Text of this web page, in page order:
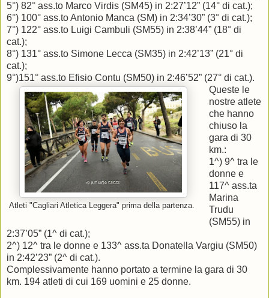
5°) 82° ass.to Marco Virdis (SM45) in 2:27’12” (14° di cat.);
6°) 100° ass.to Antonio Manca (SM) in 2:34’30” (3° di cat.);
7°) 122° ass.to Luigi Cambuli (SM55) in 2:38’44” (18° di
cat.);
8°) 131° ass.to Simone Lecca (SM35) in 2:42’13” (21° di
cat.);
9°)151° ass.to Efisio Contu (SM50) in 2:46’52” (27° di cat.).
Atleti "Cagliari Atletica Leggera" prima della partenza.
Queste le
nostre atlete
che hanno
chiuso la
gara di 30
km.:
1^) 9^ tra le
donne e
117^ ass.ta
Marina
Trudu
(SM55) in
2:37’05” (1^ di cat.);
2^) 12^ tra le donne e 133^ ass.ta Donatella Vargiu (SM50)
in 2:42’23” (2^ di cat.).
Complessivamente hanno portato a termine la gara di 30
km. 194 atleti di cui 169 uomini e 25 donne.